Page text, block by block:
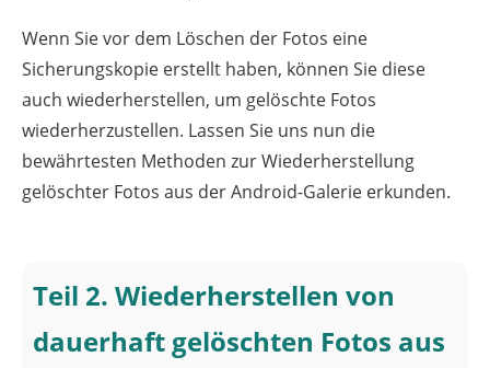
Wenn Sie vor dem Löschen der Fotos eine
Sicherungskopie erstellt haben, können Sie diese
auch wiederherstellen, um gelöschte Fotos
wiederherzustellen. Lassen Sie uns nun die
bewährtesten Methoden zur Wiederherstellung
gelöschter Fotos aus der Android-Galerie erkunden.
Teil 2. Wiederherstellen von
dauerhaft gelöschten Fotos aus